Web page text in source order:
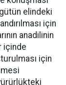
elindeki
için
anadilinin
içinde
için